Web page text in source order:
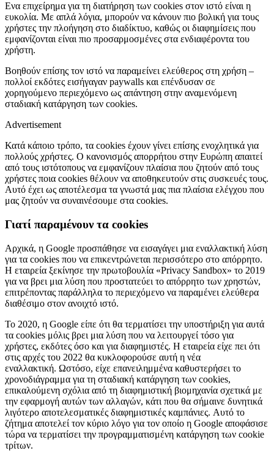
Ενα επιχείρημα για τη διατήρηση των cookies στον ιστό είναι η
ευκολία. Με απλά λόγια, μπορούν να κάνουν πιο βολική για τους
χρήστες την πλοήγηση στο διαδίκτυο, καθώς οι διαφημίσεις που
εμφανίζονται είναι πιο προσαρμοσμένες στα ενδιαφέροντα του
χρήστη.
Βοηθούν επίσης τον ιστό να παραμείνει ελεύθερος στη χρήση –
πολλοί εκδότες εισήγαγαν paywalls και επένδυσαν σε
χορηγούμενο περιεχόμενο ως απάντηση στην αναμενόμενη
σταδιακή κατάργηση των cookies.
Advertisement
Κατά κάποιο τρόπο, τα cookies έχουν γίνει επίσης ενοχλητικά για
πολλούς χρήστες. Ο κανονισμός απορρήτου στην Ευρώπη απαιτεί
από τους ιστότοπους να εμφανίζουν πλαίσια που ζητούν από τους
χρήστες ποια cookies θέλουν να αποθηκευτούν στις συσκευές τους.
Αυτό έχει ως αποτέλεσμα τα γνωστά μας πια πλαίσια ελέγχου που
μας ζητούν να συναινέσουμε στα cookies.
Γιατί παραμένουν τα cookies
Αρχικά, η Google προσπάθησε να εισαγάγει μια εναλλακτική λύση
για τα cookies που να επικεντρώνεται περισσότερο στο απόρρητο.
Η εταιρεία ξεκίνησε την πρωτοβουλία «Privacy Sandbox» το 2019
για να βρει μια λύση που προστατεύει το απόρρητο των χρηστών,
επιτρέποντας παράλληλα το περιεχόμενο να παραμένει ελεύθερα
διαθέσιμο στον ανοιχτό ιστό.
Το 2020, η Google είπε ότι θα τερματίσει την υποστήριξη για αυτά
τα cookies μόλις βρει μια λύση που να λειτουργεί τόσο για
χρήστες, εκδότες όσο και για διαφημιστές. Η εταιρεία είχε πει ότι
στις αρχές του 2022 θα κυκλοφορούσε αυτή η νέα
εναλλακτική. Ωστόσο, είχε επανειλημμένα καθυστερήσει το
χρονοδιάγραμμα για τη σταδιακή κατάργηση των cookies,
επικαλούμενη σχόλια από τη διαφημιστική βιομηχανία σχετικά με
την εφαρμογή αυτών των αλλαγών, κάτι που θα σήμαινε δυνητικά
λιγότερο αποτελεσματικές διαφημιστικές καμπάνιες. Αυτό το
ζήτημα αποτελεί τον κύριο λόγο για τον οποίο η Google αποφάσισε
τώρα να τερματίσει την προγραμματισμένη κατάργηση των cookie
τρίτων.